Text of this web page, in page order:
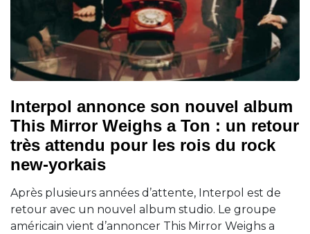
Interpol annonce son nouvel album
This Mirror Weighs a Ton : un retour
très attendu pour les rois du rock
new-yorkais
Après plusieurs années d’attente, Interpol est de
retour avec un nouvel album studio. Le groupe
américain vient d’annoncer This Mirror Weighs a